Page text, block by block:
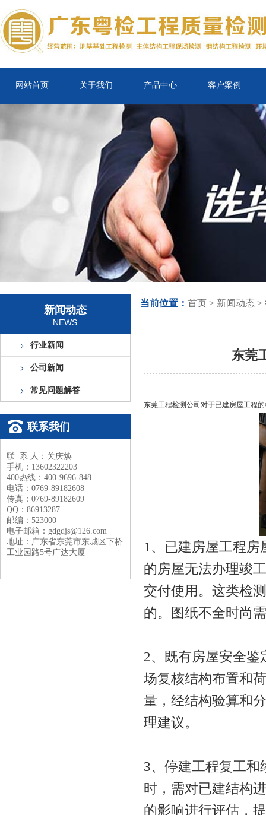
网站首页 关于我们 产品中心 客户案例
新闻动态
NEWS
行业新闻
公司新闻
常见问题解答
联系我们
联 系 人：关庆焕
手机：13602322203
400热线：400-9696-848
电话：0769-89182608
传真：0769-89182609
QQ：86913287
邮编：523000
电子邮箱：gdgdjs@126.com
地址：广东省东莞市东城区下桥
工业园路5号广达大厦
当前位置： 首页 > 新闻动态 >
东莞
东莞工程检测公司对于已建房屋工程
1、已建房屋工程
的房屋无法办理竣
交付使用。这类检
的。图纸不全时尚
2、既有房屋安全
场复核结构布置和
量，经结构验算和
理建议。
3、停建工程复工
时，需对已建结构
的影响进行评估，